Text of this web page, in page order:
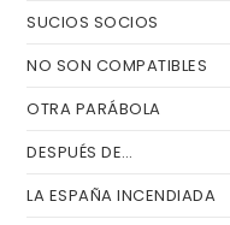
SUCIOS SOCIOS
NO SON COMPATIBLES
OTRA PARÁBOLA
DESPUÉS DE…
LA ESPAÑA INCENDIADA